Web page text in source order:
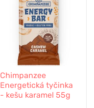
Chimpanzee
Energetická tyčinka
- kešu karamel 55g